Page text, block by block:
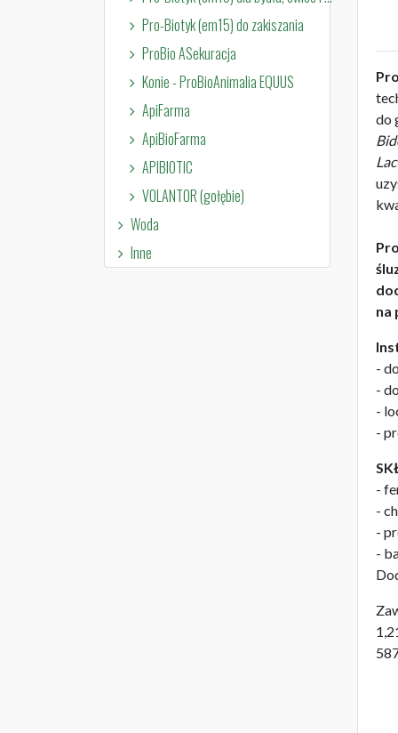
Pro-Biotyk (em15) do zakiszania
ProBio ASekuracja
Konie - ProBioAnimalia EQUUS
ApiFarma
ApiBioFarma
APIBIOTIC
VOLANTOR (gołębie)
Woda
Inne
do
na
-
-
-
-
-
-
-
-